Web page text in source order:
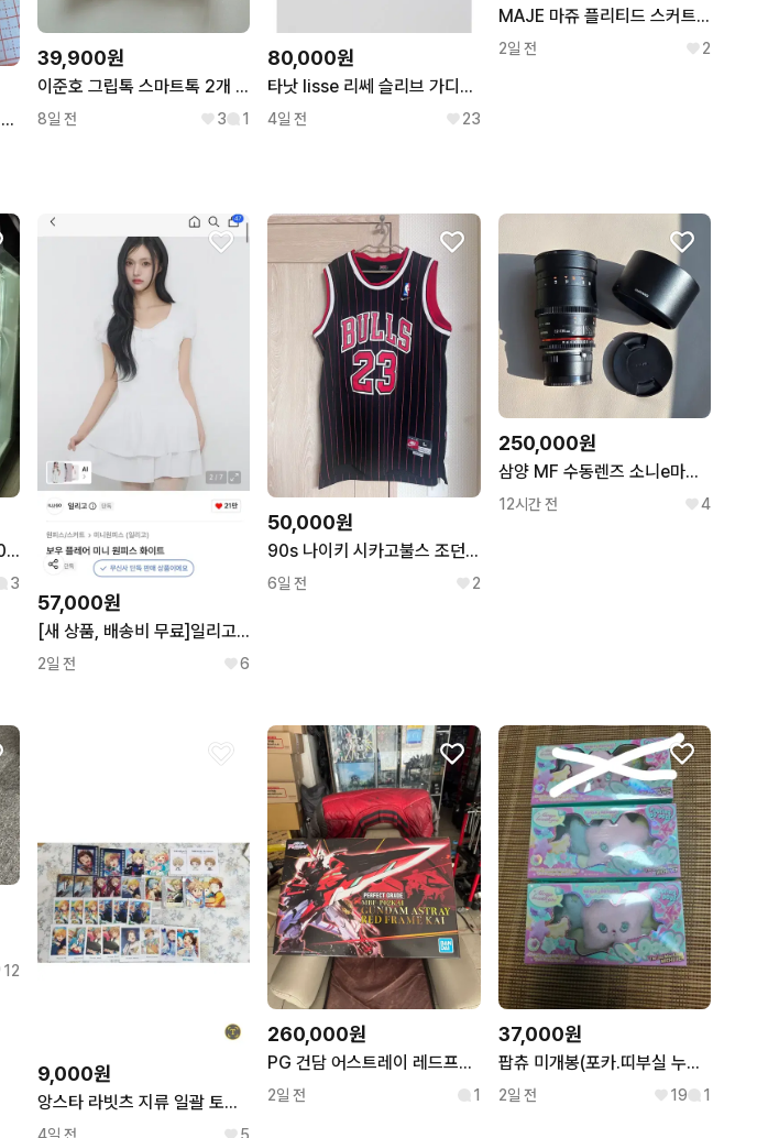
보이넥스트도어 태산 폰케이스 케이스티파이 맥세이프 아이폰 14pro
39,900원
이준호 그립톡 스마트톡 2개 일괄
8일 전 3 1
80,000원
타낫 lisse 리쎄 슬리브 가디건 셋업
4일 전 23
MAJE 마쥬 플리티드 스커트 팬츠 61
2일 전 2
라이젠5 9600X RTX5060TI 컴퓨터 팝니다
3
57,000원
[새 상품, 배송비 무료]일리고 원피스
2일 전 6
50,000원
90s 나이키 시카고불스 조던 농구 유니폼 져지 nba 올드스쿨
6일 전 2
250,000원
삼양 MF 수동렌즈 소니e마운트 135mm 판매합니다.
12시간 전 4
12
9,000원
앙스타 라빗츠 지류 일괄 토모야 나즈나 미츠루 하지메 파샷츠 파샤 과금
260,000원
PG 건담 어스트레이 레드프레임 카이 신품 판매
2일 전 1
37,000원
팝츄 미개봉(포카.띠부실 누군지 몰라요)...
2일 전 19 1